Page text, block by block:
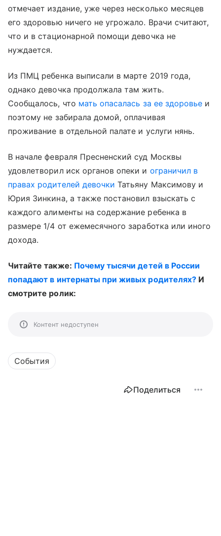
отмечает издание, уже через несколько месяцев
его здоровью ничего не угрожало. Врачи считают,
что и в стационарной помощи девочка не
нуждается.
Из ПМЦ ребенка выписали в марте 2019 года,
однако девочка продолжала там жить.
Сообщалось, что мать опасалась за ее здоровье и
поэтому не забирала домой, оплачивая
проживание в отдельной палате и услуги нянь.
В начале февраля Пресненский суд Москвы
удовлетворил иск органов опеки и ограничил в
правах родителей девочки Татьяну Максимову и
Юрия Зинкина, а также постановил взыскать с
каждого алименты на содержание ребенка в
размере 1/4 от ежемесячного заработка или иного
дохода.
Читайте также: Почему тысячи детей в России
попадают в интернаты при живых родителях?И
смотрите ролик:
Контент недоступен
События
Поделиться